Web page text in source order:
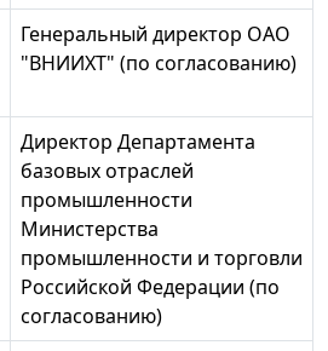
Генеральный директор ОАО
"ВНИИХТ" (по согласованию)
Директор Департамента
базовых отраслей
промышленности
Министерства
промышленности и торговли
Российской Федерации (по
согласованию)